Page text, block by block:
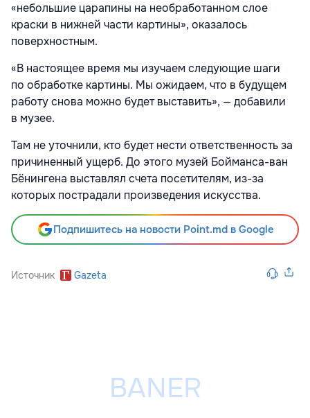
«небольшие царапины на необработанном слое
краски в нижней части картины», оказалось
поверхностным.
«В настоящее время мы изучаем следующие шаги
по обработке картины. Мы ожидаем, что в будущем
работу снова можно будет выставить», — добавили
в музее.
Там не уточнили, кто будет нести ответственность за
причиненный ущерб. До этого музей Бойманса-ван
Бёнингена выставлял счета посетителям, из-за
которых пострадали произведения искусства.
Подпишитесь на новости Point.md в Google
Источник Gazeta